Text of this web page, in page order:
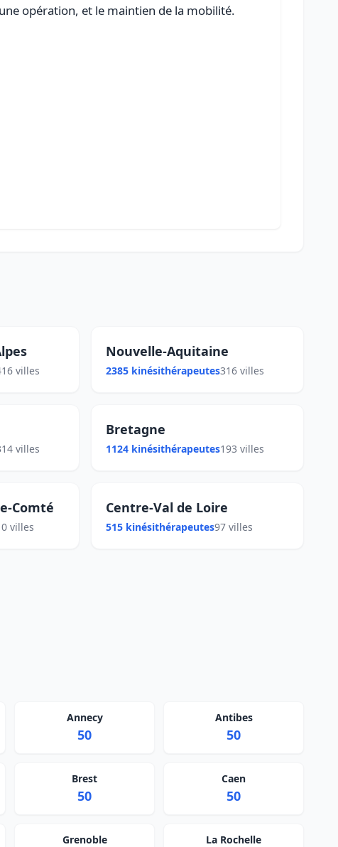
opération, et le maintien de la mobilité.
villes
Nouvelle-Aquitaine
2385 kinésithérapeutes316 villes
villes
Bretagne
1124 kinésithérapeutes193 villes
Comté
villes
Centre-Val de Loire
515 kinésithérapeutes97 villes
Annecy
50
Antibes
50
Brest
50
Caen
50
Grenoble La Rochelle